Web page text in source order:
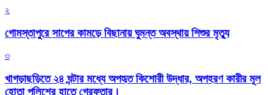
২
গোমস্তাপুরে সাপের কামড়ে বিছানায় ঘুমন্ত অবস্থায় শিশুর মৃত্যু
৩
খাগড়াছড়িতে ২৪ ঘন্টার মধ্যে অপহৃত কিশোরী উদ্ধার, অপহরণ কারীর মূল
হোতা পুলিশের হাতে গ্রেফতার।